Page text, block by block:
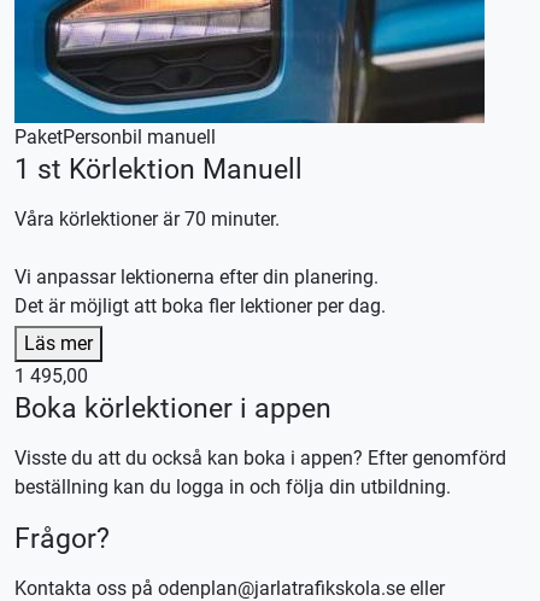
PaketPersonbil manuell
1 st Körlektion Manuell
Våra körlektioner är 70 minuter.
Vi anpassar lektionerna efter din planering.
Det är möjligt att boka fler lektioner per dag.
Denna körlektion utförs med en manuellt växlad bil,
körkortstillstånd krävs.
Kontakta oss för bokning eller logga in på appen TABS Elev
alternativt tctabs.se.
Vid önskemål om betalning via faktura, vänligen kontakta
Läs mer
1 495,00
Boka körlektioner i appen
Visste du att du också kan boka i appen? Efter genomförd
beställning kan du logga in och följa din utbildning.
Frågor?
Kontakta oss på odenplan@jarlatrafikskola.se eller